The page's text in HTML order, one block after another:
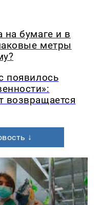
на бумаге и в
метры
появилось
возвращается
↓